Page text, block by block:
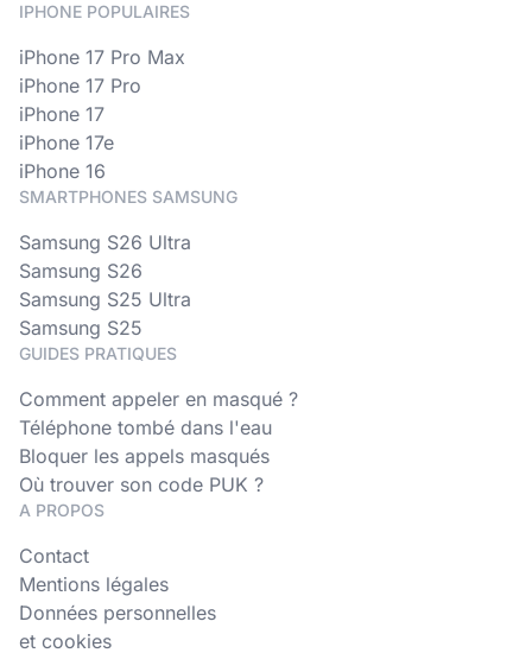
IPHONE POPULAIRES
iPhone 17 Pro Max
iPhone 17 Pro
iPhone 17
iPhone 17e
iPhone 16
SMARTPHONES SAMSUNG
Samsung S26 Ultra
Samsung S26
Samsung S25 Ultra
Samsung S25
GUIDES PRATIQUES
Comment appeler en masqué ?
Téléphone tombé dans l'eau
Bloquer les appels masqués
Où trouver son code PUK ?
A PROPOS
Contact
Mentions légales
Données personnelles
et cookies